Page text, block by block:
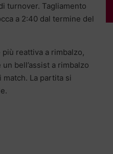
turnover. Tagliamento
a 2:40 dal termine del
più reattiva a rimbalzo,
bell’assist a rimbalzo
La partita si